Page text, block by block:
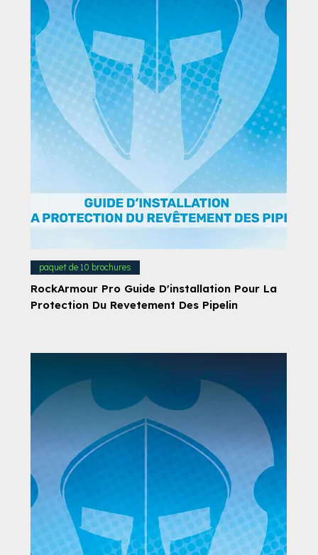
paquet de 10 brochures
RockArmour Pro Guide D'installation Pour La
Protection Du Revetement Des Pipelin